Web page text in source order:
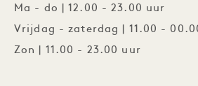
Ma - do | 12.00 - 23.00 uur
Vrijdag - zaterdag | 11.00 -
Zon | 11.00 - 23.00 uur